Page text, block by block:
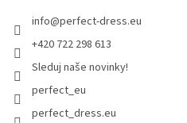
info@perfect-dress.eu
+420 722 298 613
Sleduj naše novinky!
perfect_eu
perfect_dress.eu